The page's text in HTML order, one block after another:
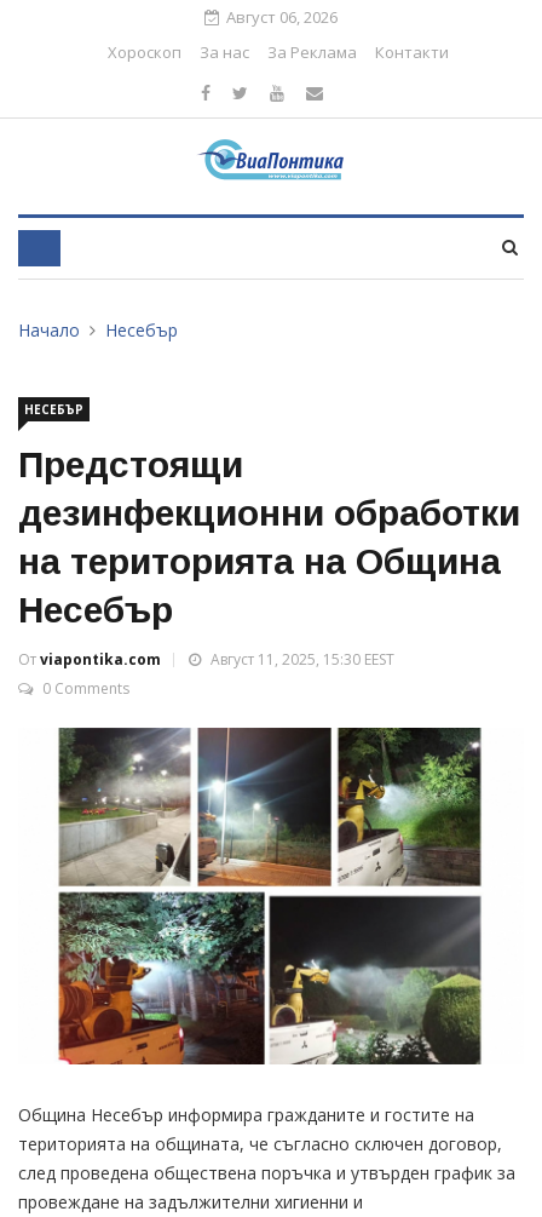
Август 06, 2026
Хороскоп
За нас За Реклама Контакти
Начало Несебър
НЕСЕБЪР
Предстоящи
дезинфекционни обработки
на територията на Община
Несебър
Отviapontika.com
Август 11, 2025, 15:30 EEST
0 Comments
Община Несебър информира гражданите и гостите на
територията на общината, че съгласно сключен договор,
след проведена обществена поръчка и утвърден график за
провеждане на задължителни хигиенни и